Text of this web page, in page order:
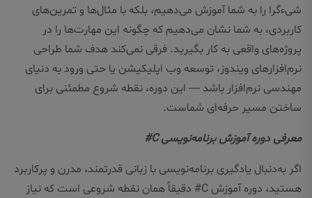
شیء‌گرا را به شما آموزش می‌دهیم، بلکه با مثال‌ها و تمرین‌های
کاربردی، به شما نشان می‌دهیم که چگونه این مهارت‌ها را در
پروژه‌های واقعی به کار بگیرید. فرقی نمی‌کند هدف شما طراحی
نرم‌افزارهای ویندوز، توسعه وب اپلیکیشن یا حتی ورود به دنیای
مهندسی نرم‌افزار باشد — این دوره، نقطه شروع مطمئنی برای
ساختن مسیر حرفه‌ای شماست.
معرفی دوره آموزش برنامه‌نویسی C#
اگر به‌دنبال یادگیری برنامه‌نویسی با زبانی قدرتمند، مدرن و پرکاربرد
هستید، دوره آموزش C# دقیقاً همان نقطه شروعی است که نیاز